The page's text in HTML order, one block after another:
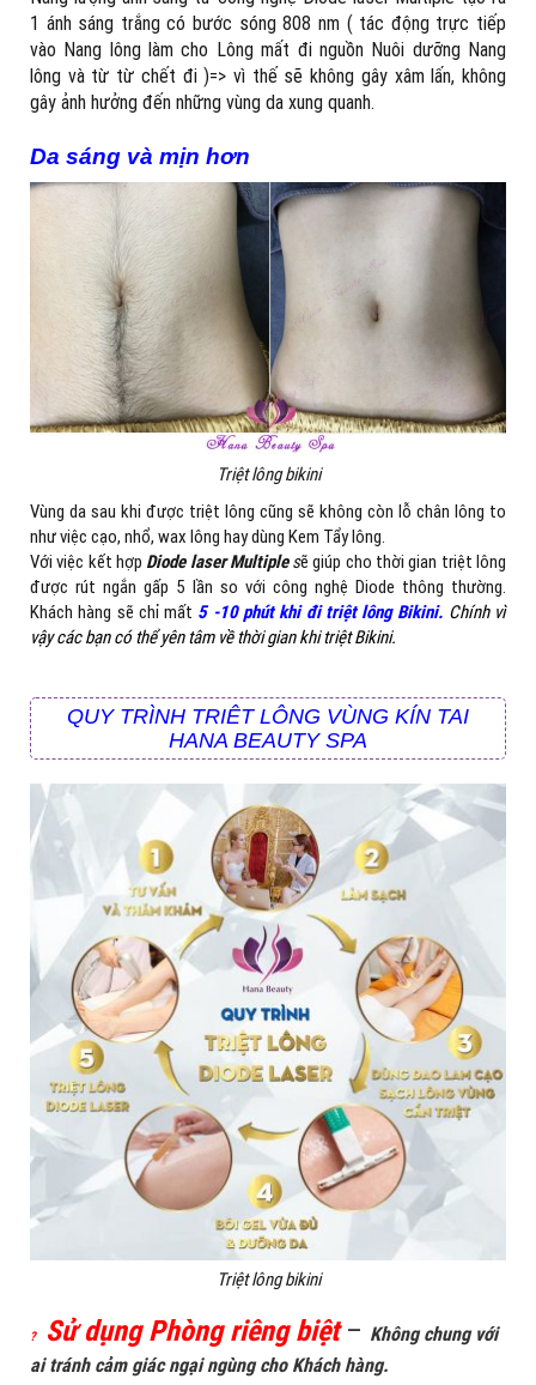
1 ánh sáng trắng có bước sóng 808 nm ( tác động trực tiếp
vào Nang lông làm cho Lông mất đi nguồn Nuôi dưỡng Nang
lông và từ từ chết đi )=> vì thế sẽ không gây xâm lấn, không
gây ảnh hưởng đến những vùng da xung quanh.
Da sáng và mịn hơn
Triệt lông bikini
Vùng da sau khi được triệt lông cũng sẽ không còn lỗ chân lông to
như việc cạo, nhổ, wax lông hay dùng Kem Tẩy lông.
Với việc kết hợp Diode laser Multiplesẽ giúp cho thời gian triệt lông
được rút ngắn gấp 5 lần so với công nghệ Diode thông thường.
Khách hàng sẽ chỉ mất 5 -10 phút khi đi triệt lông Bikini. Chính vì
vậy các bạn có thể yên tâm về thời gian khi triệt Bikini.
QUY TRÌNH TRIÊT LÔNG VÙNG KÍN TAI
HANA BEAUTY SPA
Triệt lông bikini
? Sử dụng Phòng riêng biệt– Không chung với
ai tránh cảm giác ngại ngùng cho Khách hàng.